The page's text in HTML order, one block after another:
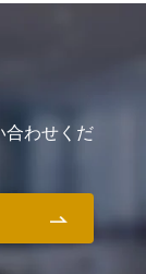
合わせくだ